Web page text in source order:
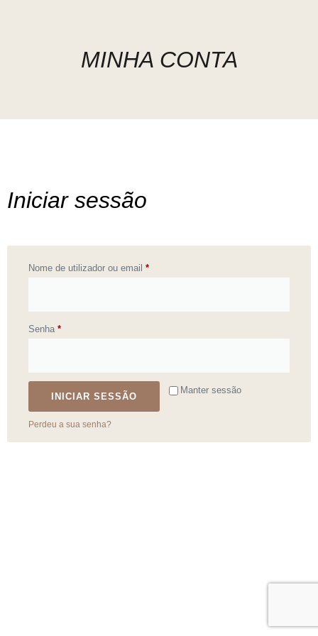
MINHA CONTA
Iniciar sessão
Nome de utilizador ou email *
Senha *
Manter sessão
INICIAR SESSÃO
Perdeu a sua senha?